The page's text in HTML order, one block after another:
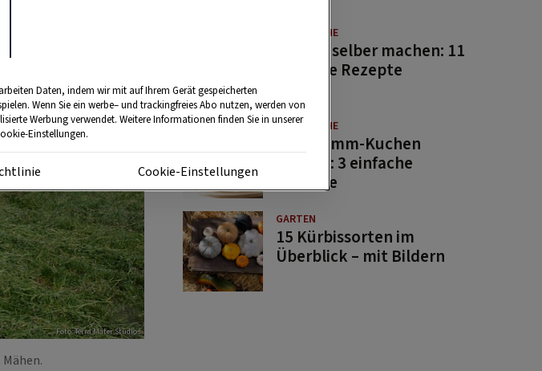
Foto: Terra Mater Studios
GUTE KÜCHE
Saucen selber machen: 11
beliebte Rezepte
GUTE KÜCHE
Osterlamm-Kuchen
backen: 3 einfache
Rezepte
GARTEN
15 Kürbissorten im
Überblick – mit Bildern
Daten, indem wir mit auf Ihrem Gerät gespeicherten
Wenn Sie ein werbe– und trackingfreies Abo nutzen, werden von
Werbung verwendet. Weitere Informationen finden Sie in unserer
Einstellungen.
Cookie-Einstellungen